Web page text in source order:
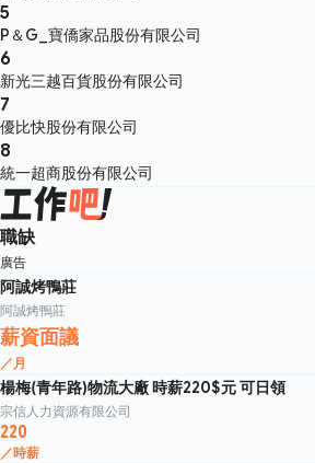
5
P＆G_寶僑家品股份有限公司
6
新光三越百貨股份有限公司
7
優比快股份有限公司
8
統一超商股份有限公司
職缺
廣告
阿誠烤鴨莊
阿誠烤鴨莊
薪資面議
／月
楊梅(青年路)物流大廠 時薪220$元 可日領
宗信人力資源有限公司
220
／時薪